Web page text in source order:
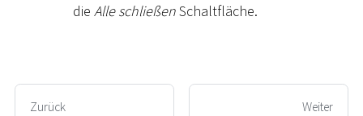
die Alle schließenSchaltfläche.
Zurück Weiter